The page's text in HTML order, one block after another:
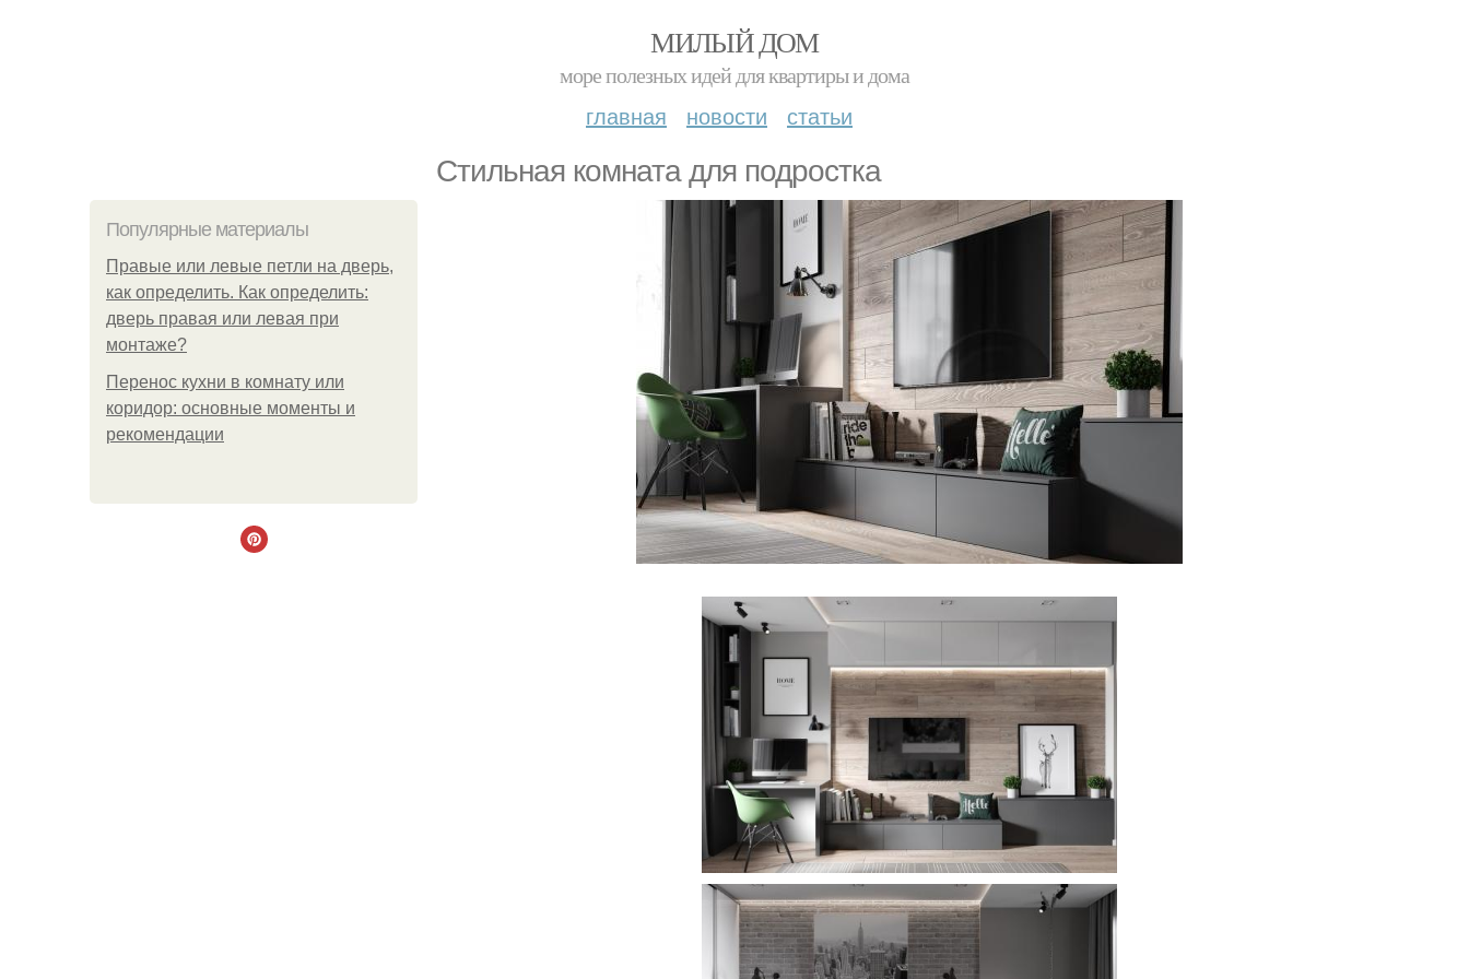
МИЛЫЙ ДОМ
море полезных идей для квартиры и дома
главная новости статьи
Стильная комната для подростка
Популярные материалы
Правые или левые петли на дверь,
как определить. Как определить:
дверь правая или левая при
монтаже?
Перенос кухни в комнату или
коридор: основные моменты и
рекомендации